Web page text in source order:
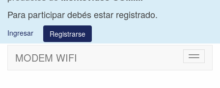
Para participar debés estar registrado.
Ingresar Registrarse
Cambiar
MODEM WIFI